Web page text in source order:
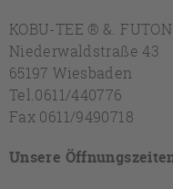
KOBU-TEE ® &. FUTON
Niederwaldstraße 43
65197 Wiesbaden
Tel.0611/440776
Fax 0611/9490718
Unsere